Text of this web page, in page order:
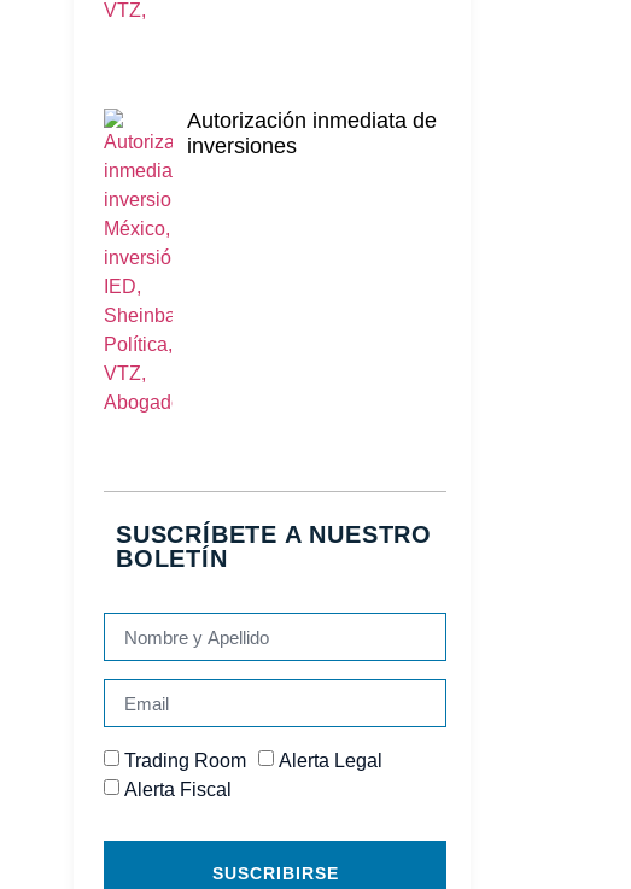
Autorización inmediata de
inversiones
SUSCRÍBETE A NUESTRO
BOLETÍN
Trading Room
Alerta Legal
Alerta Fiscal
SUSCRIBIRSE